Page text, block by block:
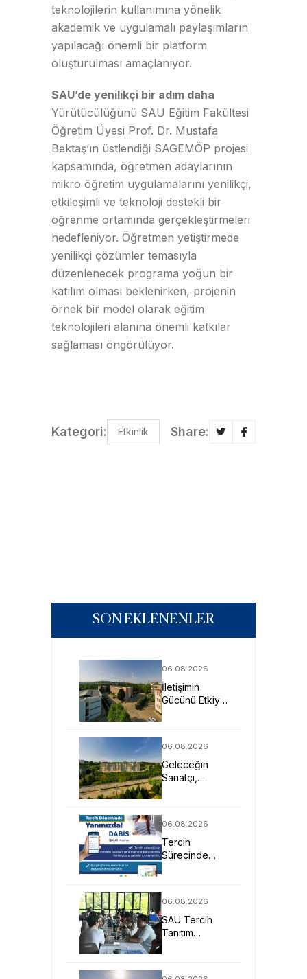
teknolojilerin kullanımına yönelik
akademik ve uygulamalı paylaşımların
yapılacağı önemli bir platform
oluşturulması amaçlanıyor.
SAU’de yenilikçi bir adım daha
Yürütücülüğünü SAU Eğitim Fakültesi
Öğretim Üyesi Prof. Dr. Mustafa
Bektaş’ın üstlendiği SAGEMÖP projesi
kapsamında, öğretmen adaylarının
mikro öğretim uygulamalarını yenilikçi,
etkileşimli ve teknoloji destekli bir
öğrenme ortamında gerçekleştirmeleri
hedefleniyor. Öğretmen yetiştirmede
yenilikçi çözümler temasıyla
düzenlenecek programa yoğun bir
katılım olması beklenirken, projenin
örnek bir model olarak eğitim
teknolojileri alanına önemli katkılar
sağlaması öngörülüyor.
Kategori: Etkinlik Share:
SON EKLENENLER
06.08.2026
İletişimin
Gücünü Etkiye
Yetişiyor
06.08.2026
Geleceğin
Sanatçı,
Fırsatı
06.08.2026
Tercih
Sürecinde
Dijital Destek
06.08.2026
SAU Tercih
Tanıtım